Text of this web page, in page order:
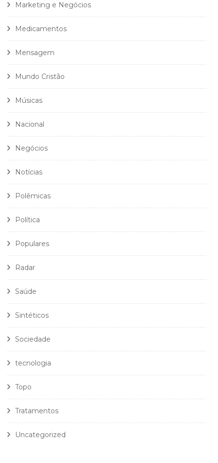
Marketing e Negócios
Medicamentos
Mensagem
Mundo Cristão
Músicas
Nacional
Negócios
Notícias
Polêmicas
Política
Populares
Radar
Saúde
Sintéticos
Sociedade
tecnologia
Topo
Tratamentos
Uncategorized